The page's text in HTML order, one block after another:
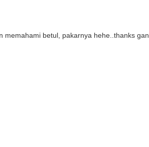
memahami betul, pakarnya hehe..thanks gan